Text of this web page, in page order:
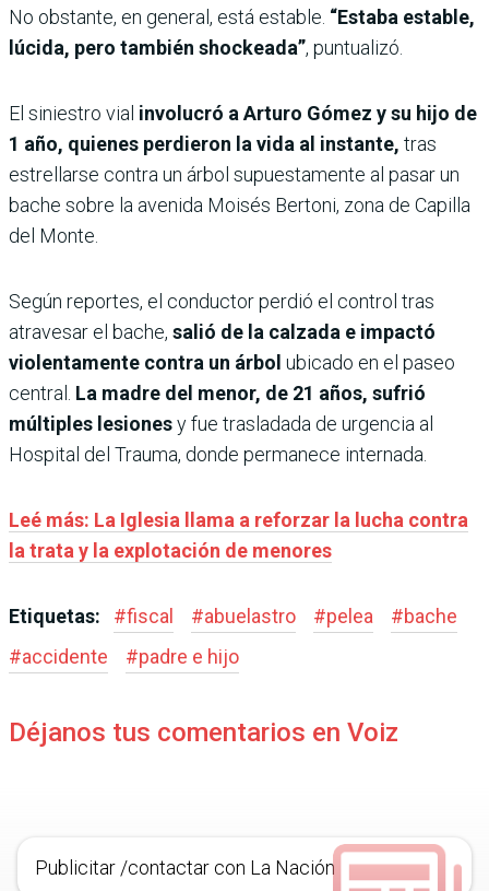
No obstante, en general, está estable. “Estaba estable,
lúcida, pero también shockeada”, puntualizó.
El siniestro vial involucró a Arturo Gómez y su hijo de
1 año, quienes perdieron la vida al instante, tras
estrellarse contra un árbol supuestamente al pasar un
bache sobre la avenida Moisés Bertoni, zona de Capilla
del Monte.
Según reportes, el conductor perdió el control tras
atravesar el bache, salió de la calzada e impactó
violentamente contra un árbol ubicado en el paseo
central.
La madre del menor, de 21 años, sufrió
múltiples lesionesy fue trasladada de urgencia al
Hospital del Trauma, donde permanece internada.
Leé más: La Iglesia llama a reforzar la lucha contra
la trata y la explotación de menores
Etiquetas: #fiscal #abuelastro #pelea #bache
#accidente #padre e hijo
Déjanos tus comentarios en Voiz
Publicitar /contactar con La Nación